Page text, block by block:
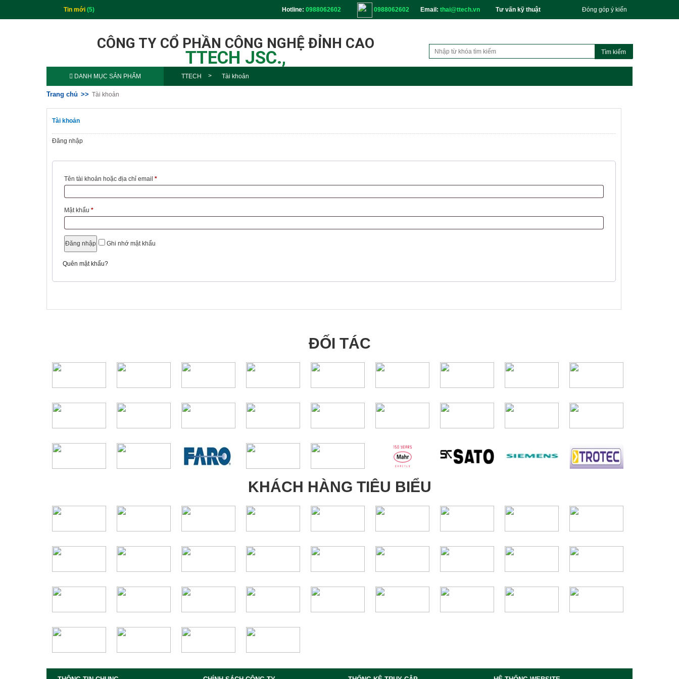
Tin mới (5) Hotline: 0988062602 0988062602 Email: thai@ttech.vn Tư vấn kỹ thuật Đóng góp ý kiến
CÔNG TY CỔ PHẦN CÔNG NGHỆ ĐỈNH CAO
TTECH JSC.,
DANH MỤC SẢN PHẨM TTECH Tài khoản
Trang chủ Tài khoản
Tài khoản
Đăng nhập
Tên tài khoản hoặc địa chỉ email *
Mật khẩu *
Ghi nhớ mật khẩu
Quên mật khẩu?
ĐỐI TÁC
KHÁCH HÀNG TIÊU BIỂU